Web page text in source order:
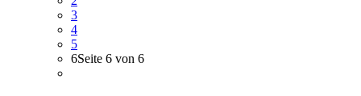
3
4
5
6Seite 6 von 6